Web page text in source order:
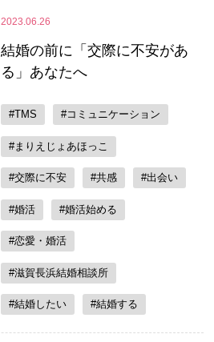
2023.06.26
結婚の前に「交際に不安があ
る」あなたへ
#TMS #コミュニケーション
#まりえじょあほっこ
#交際に不安 #共感 #出会い
#婚活 #婚活始める
#恋愛・婚活
#滋賀長浜結婚相談所
#結婚したい #結婚する